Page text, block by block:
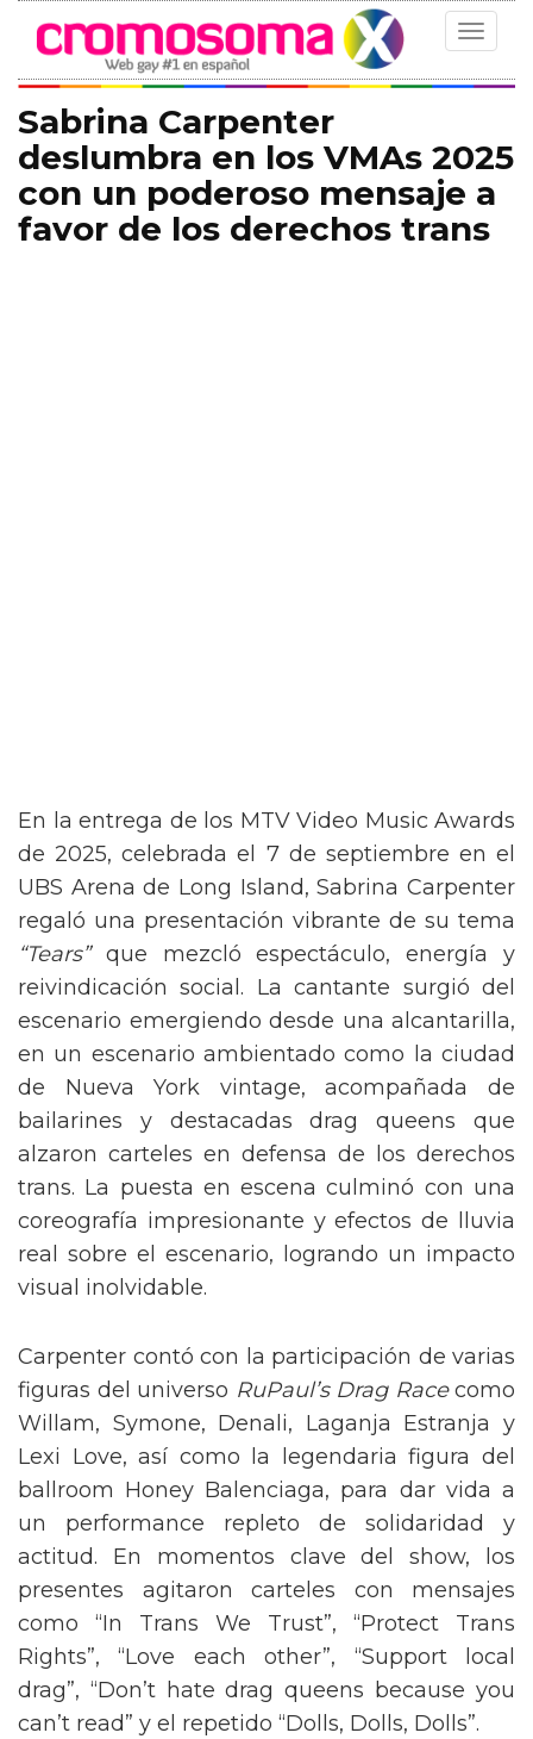
Toggle
Sabrina Carpenter
deslumbra en los VMAs 2025
con un poderoso mensaje a
favor de los derechos trans
En la entrega de los MTV Video Music Awards
de 2025, celebrada el 7 de septiembre en el
UBS Arena de Long Island, Sabrina Carpenter
regaló una presentación vibrante de su tema
“Tears”que mezcló espectáculo, energía y
reivindicación social. La cantante surgió del
escenario emergiendo desde una alcantarilla,
en un escenario ambientado como la ciudad
de Nueva York vintage, acompañada de
bailarines y destacadas drag queens que
alzaron carteles en defensa de los derechos
trans. La puesta en escena culminó con una
coreografía impresionante y efectos de lluvia
real sobre el escenario, logrando un impacto
visual inolvidable.
Carpenter contó con la participación de varias
figuras del universo RuPaul’s Drag Racecomo
Willam, Symone, Denali, Laganja Estranja y
Lexi Love, así como la legendaria figura del
ballroom Honey Balenciaga, para dar vida a
un performance repleto de solidaridad y
actitud. En momentos clave del show, los
presentes agitaron carteles con mensajes
como “In Trans We Trust”, “Protect Trans
Rights”, “Love each other”, “Support local
drag”, “Don’t hate drag queens because you
can’t read” y el repetido “Dolls, Dolls, Dolls”.